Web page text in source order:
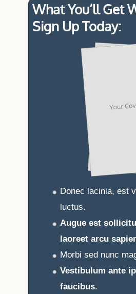
What You’ll Get
Sign Up Today:
Donec lacinia, est
luctus.
Augue est
laoreet arcu
Morbi sed nunc
Vestibulum ante
faucibus.